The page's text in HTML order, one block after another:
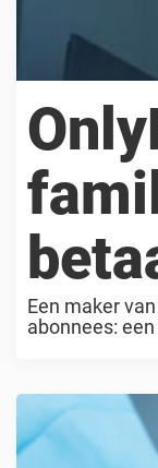
Een maker
abonnees: